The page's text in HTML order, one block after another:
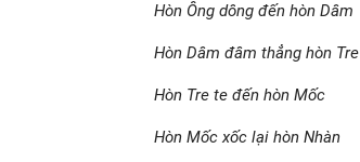
Hòn Ông dông đến hòn Dâm
Hòn Dâm đâm thẳng hòn Tre
Hòn Tre te đến hòn Mốc
Hòn Mốc xốc lại hòn Nhàn